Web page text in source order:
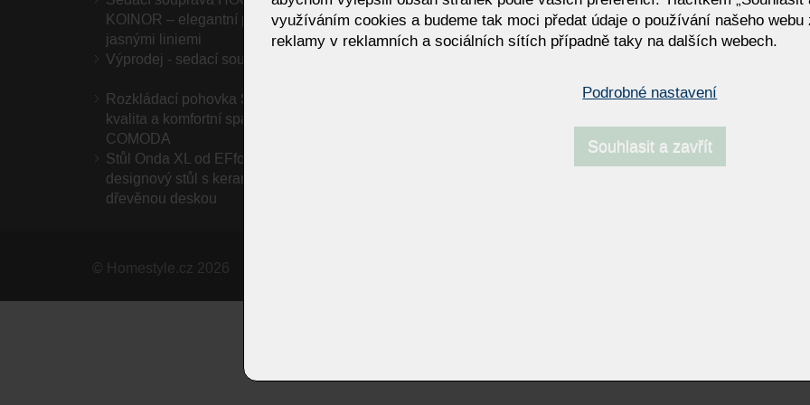
KOINOR – elegantní pohodlí s
jasnými liniemi
moderní sedačka do menších i větších
prostor
sedák a prohnuté opěradlo
Výprodej - sedací soupravy
Rozkládací pohovka SEVEN – italská
kvalita a komfortní spánek od VIS
COMODA
Femira VIOLA | Luxusní
Stůl Onda XL od EFforma – sochařský
designový stůl s keramickou nebo
dřevěnou deskou
© Homestyle.cz 2026
využíváním cookies a budeme tak moci předat údaje o používání našeho
reklamy v reklamních a sociálních sítích případně taky na dalších webech.
Podrobné nastavení
Souhlasit a zavřít